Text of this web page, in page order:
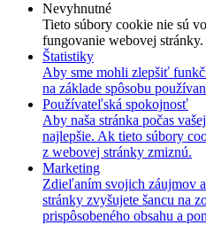
Nevyhnutné
Tieto súbory cookie nie sú
fungovanie webovej stránky.
Štatistiky
Aby sme mohli zlepšiť
na základe spôsobu
Používateľská spokojnosť
Aby naša stránka počas
najlepšie. Ak tieto súbory
z webovej stránky zmiznú.
Marketing
Zdieľaním svojich záujmov
stránky zvyšujete šancu na
prispôsobeného obsahu a